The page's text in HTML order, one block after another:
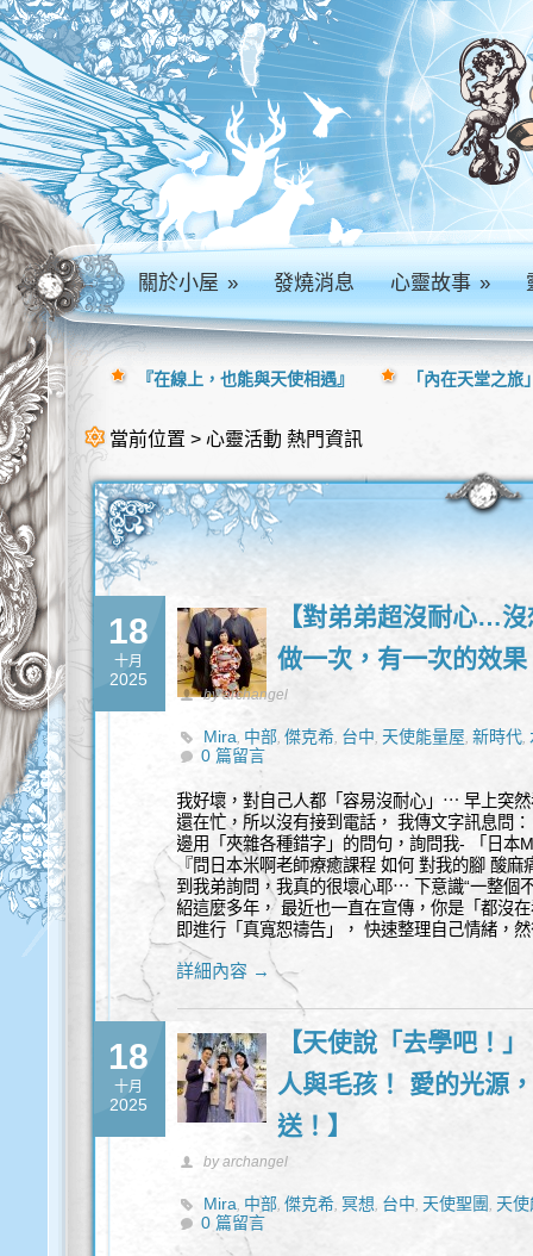
關於小屋» 發燒消息 心靈故事»
當前位置 > 心靈活動 熱門資訊
18
十月
2025
【對弟弟超沒耐心…
做一次，有一次的效
by archangel
Mira, 中部,傑克希, 台中, 天使能量屋,新時代,
0 篇留言
我好壞，對自己人都「容易沒耐心」⋯ 早上突
還在忙，所以沒有接到電話， 我傳文字訊息問
邊用「夾雜各種錯字」的問句，詢問我- 「日本
『問日本米啊老師療癒課程 如何 對我的腳 酸
到我弟詢問，我真的很壞心耶⋯ 下意識“一整個
紹這麼多年， 最近也一直在宣傳，你是「都沒
即進行「真寬恕禱告」， 快速整理自己情緒，
詳細內容 →
18
十月
2025
【天使說「去學吧！
人與毛孩！ 愛的光源
送！】
by archangel
Mira, 中部,傑克希,冥想, 台中, 天使聖團, 天
心靈
0 篇留言
『在線上，也能與天使相遇』 「內在天堂之